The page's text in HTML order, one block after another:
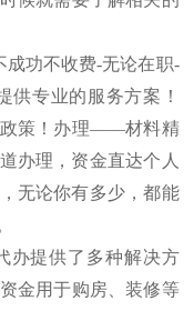
成功不收费-无论在职-
供专业的服务方案！
策！办理——材料精
办理，资金直达个人
无论你有多少，都能
办提供了多种解决方
金用于购房、装修等